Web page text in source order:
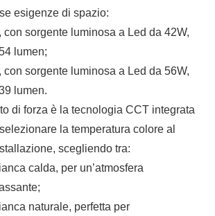
esigenze di spazio:
con sorgente luminosa a Led da 42W,
lumen;
con sorgente luminosa a Led da 56W,
lumen.
di forza è la tecnologia CCT integrata
la temperatura colore al
scegliendo tra:
calda, per un’atmosfera
naturale, perfetta per